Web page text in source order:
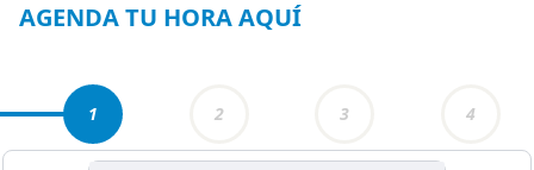
AGENDA TU HORA AQUÍ
1 2 3 4